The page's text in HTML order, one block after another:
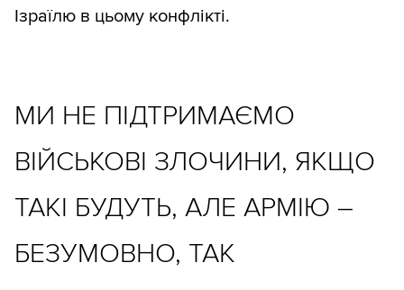
Ізраїлю в цьому конфлікті.
МИ НЕ ПІДТРИМАЄМО
ВІЙСЬКОВІ ЗЛОЧИНИ, ЯКЩО
ТАКІ БУДУТЬ, АЛЕ АРМІЮ –
БЕЗУМОВНО, ТАК